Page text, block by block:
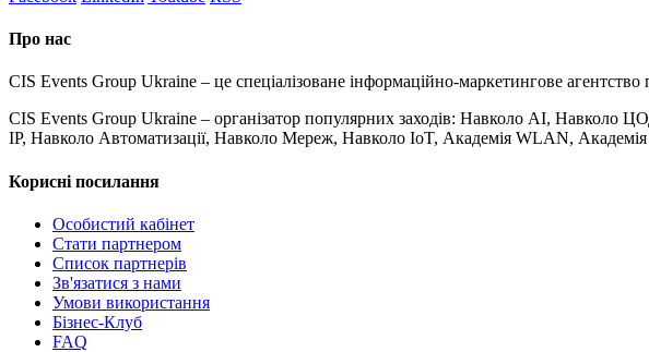
Про нас
CIS Events Group Ukraine – це спеціалізоване інформаційно-маркетингове
CIS Events Group Ukraine – організатор популярних заходів: Навколо AI,
IP, Навколо Автоматизації, Навколо Мереж, Навколо IoT, Академія WLAN,
Корисні посилання
Особистий кабінет
Стати партнером
Список партнерів
Зв'язатися з нами
Умови використання
Бізнес-Клуб
FAQ